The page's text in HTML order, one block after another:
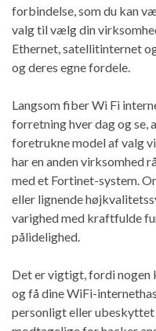
forbindelse, som du kan
valg til vælg din
Ethernet, satellitinternet
og deres egne fordele.
Langsom fiber Wi Fi
forretning hver dag og se,
foretrukne model af valg
har en anden virksomhed
med et Fortinet-system.
eller lignende
varighed med kraftfulde
pålidelighed.
Det er vigtigt, fordi nogen
og få dine WiFi-
personligt eller